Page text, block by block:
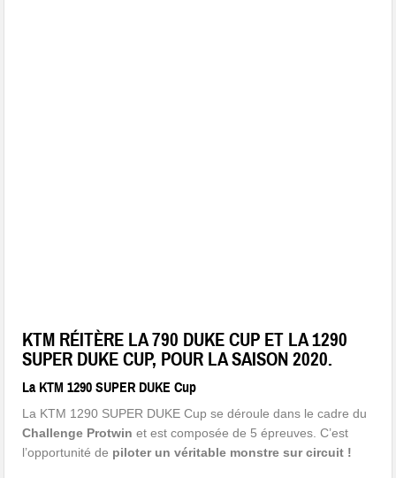
KTM RÉITÈRE LA 790 DUKE CUP ET LA 1290
SUPER DUKE CUP, POUR LA SAISON 2020.
La KTM 1290 SUPER DUKE Cup
La KTM 1290 SUPER DUKE Cup se déroule dans le cadre du
Challenge Protwin et est composée de 5 épreuves. C’est
l’opportunité de piloter un véritable monstre sur circuit !